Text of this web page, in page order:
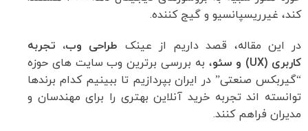
کند، غیرریسپانسیو و گیج کننده.
در این مقاله، قصد داریم از عینک طراحی وب، تجربه
کاربری (UX) و سئو
، به بررسی برترین وب سایت های حوزه
“گیربکس صنعتی” در ایران بپردازیم تا ببینیم کدام برندها
توانسته اند تجربه خرید آنلاین بهتری را برای مهندسان و
مدیران فراهم کنند.